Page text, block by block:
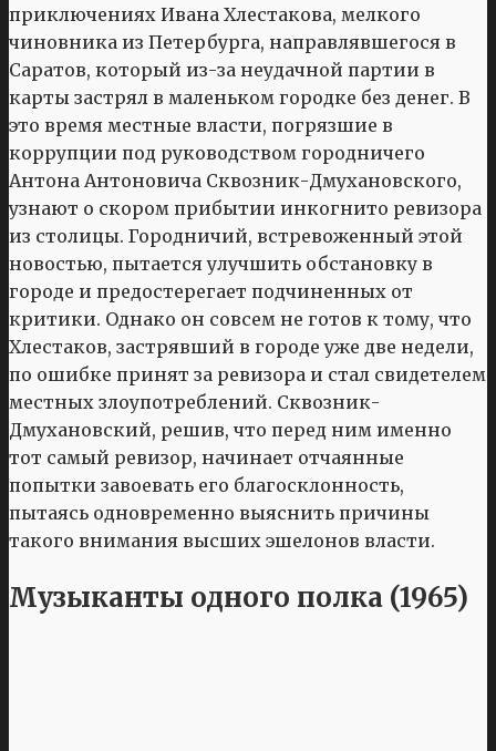
приключениях Ивана Хлестакова, мелкого
чиновника из Петербурга, направлявшегося в
Саратов, который из-за неудачной партии в
карты застрял в маленьком городке без денег. В
это время местные власти, погрязшие в
коррупции под руководством городничего
Антона Антоновича Сквозник-Дмухановского,
узнают о скором прибытии инкогнито ревизора
из столицы. Городничий, встревоженный этой
новостью, пытается улучшить обстановку в
городе и предостерегает подчиненных от
критики. Однако он совсем не готов к тому, что
Хлестаков, застрявший в городе уже две недели,
по ошибке принят за ревизора и стал свидетелем
местных злоупотреблений. Сквозник-
Дмухановский, решив, что перед ним именно
тот самый ревизор, начинает отчаянные
попытки завоевать его благосклонность,
пытаясь одновременно выяснить причины
такого внимания высших эшелонов власти.
Музыканты одного полка (1965)